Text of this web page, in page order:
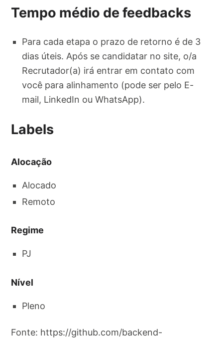
Tempo médio de feedbacks
Para cada etapa o prazo de retorno é de 3
dias úteis. Após se candidatar no site, o/a
Recrutador(a) irá entrar em contato com
você para alinhamento (pode ser pelo E-
mail, LinkedIn ou WhatsApp).
Labels
Alocação
Alocado
Remoto
Regime
PJ
Nível
Pleno
Fonte: https://github.com/backend-